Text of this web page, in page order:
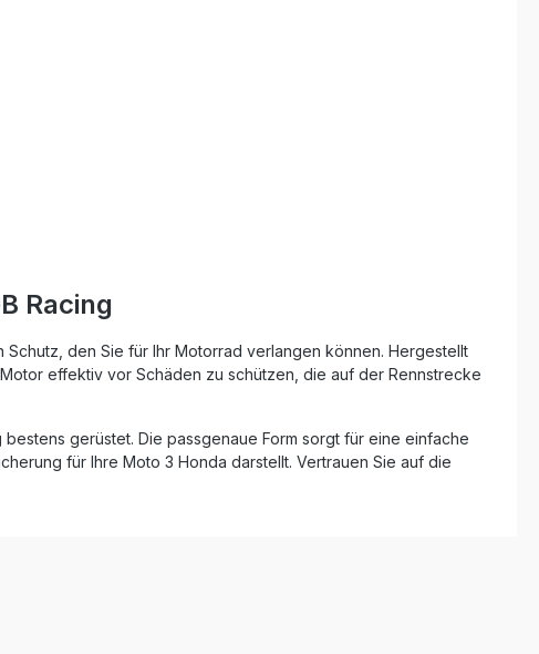
Racing
den Sie für Ihr Motorrad verlangen können. Hergestellt
effektiv vor Schäden zu schützen, die auf der Rennstrecke
gerüstet. Die passgenaue Form sorgt für eine einfache
für Ihre Moto 3 Honda darstellt. Vertrauen Sie auf die